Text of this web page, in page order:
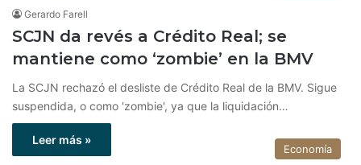
Gerardo Farell
SCJN da revés a Crédito Real; se
mantiene como ‘zombie’ en la BMV
La SCJN rechazó el desliste de Crédito Real de la BMV. Sigue
suspendida, o como 'zombie', ya que la liquidación…
Leer más »
Economía